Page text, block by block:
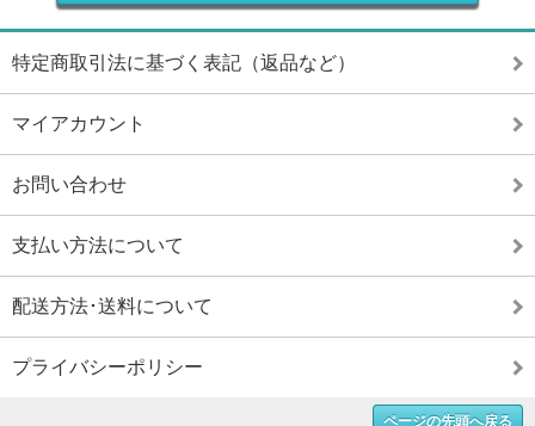
特定商取引法に基づく表記（返品など）
マイアカウント
お問い合わせ
支払い方法について
配送方法･送料について
プライバシーポリシー
ページの先頭へ戻る